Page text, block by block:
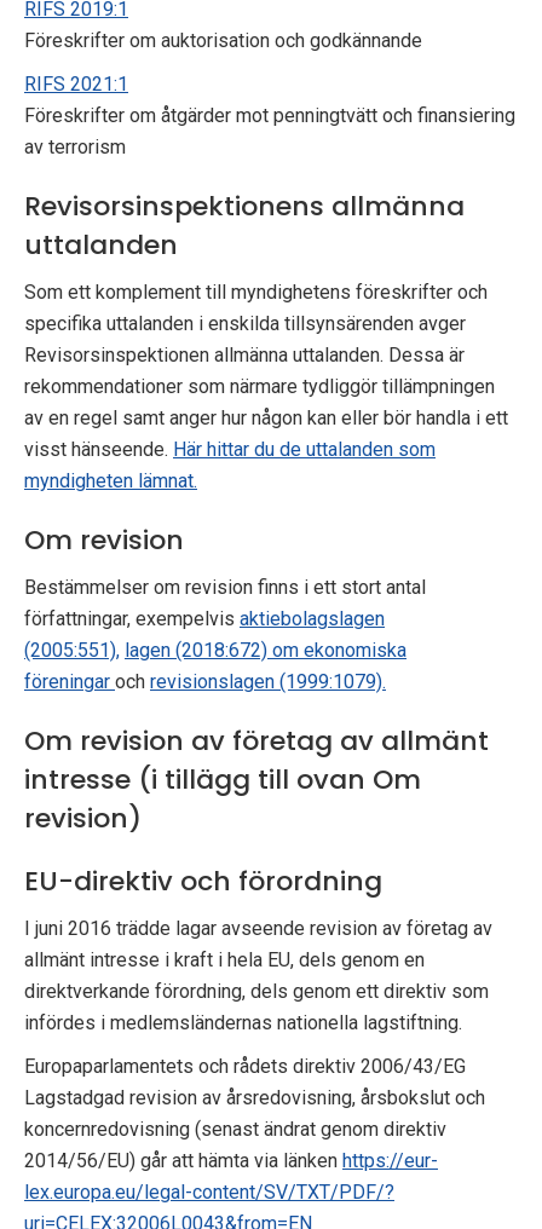
RIFS 2019:1
Föreskrifter om auktorisation och godkännande
RIFS 2021:1
Föreskrifter om åtgärder mot penningtvätt och finansiering
av terrorism
Revisorsinspektionens allmänna
uttalanden
Som ett komplement till myndighetens föreskrifter och
specifika uttalanden i enskilda tillsynsärenden avger
Revisorsinspektionen allmänna uttalanden. Dessa är
rekommendationer som närmare tydliggör tillämpningen
av en regel samt anger hur någon kan eller bör handla i ett
visst hänseende. Här hittar du de uttalanden som
myndigheten lämnat.
Om revision
Bestämmelser om revision finns i ett stort antal
författningar, exempelvis aktiebolagslagen
(2005:551), lagen (2018:672) om ekonomiska
föreningar och revisionslagen (1999:1079).
Om revision av företag av allmänt
intresse (i tillägg till ovan Om
revision)
EU-direktiv och förordning
I juni 2016 trädde lagar avseende revision av företag av
allmänt intresse i kraft i hela EU, dels genom en
direktverkande förordning, dels genom ett direktiv som
infördes i medlemsländernas nationella lagstiftning.
Europaparlamentets och rådets direktiv 2006/43/EG
Lagstadgad revision av årsredovisning, årsbokslut och
koncernredovisning (senast ändrat genom direktiv
2014/56/EU) går att hämta via länken https://eur-
lex.europa.eu/legal-content/SV/TXT/PDF/?
uri=CELEX:32006L0043&from=EN